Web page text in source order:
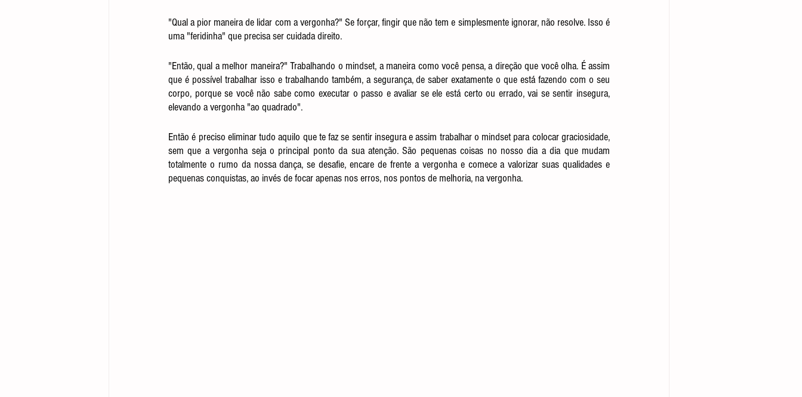
"Qual a pior maneira de lidar com a vergonha?" Se forçar, fingir que não tem e simplesmente ignorar, não resolve. Isso é
uma "feridinha" que precisa ser cuidada direito.
"Então, qual a melhor maneira?" Trabalhando o mindset, a maneira como você pensa, a direção que você olha. É assim
que é possível trabalhar isso e trabalhando também, a segurança, de saber exatamente o que está fazendo com o seu
corpo, porque se você não sabe como executar o passo e avaliar se ele está certo ou errado, vai se sentir insegura,
elevando a vergonha "ao quadrado".
Então é preciso eliminar tudo aquilo que te faz se sentir insegura e assim trabalhar o mindset para colocar graciosidade,
sem que a vergonha seja o principal ponto da sua atenção. São pequenas coisas no nosso dia a dia que mudam
totalmente o rumo da nossa dança, se desafie, encare de frente a vergonha e comece a valorizar suas qualidades e
pequenas conquistas, ao invés de focar apenas nos erros, nos pontos de melhoria, na vergonha.